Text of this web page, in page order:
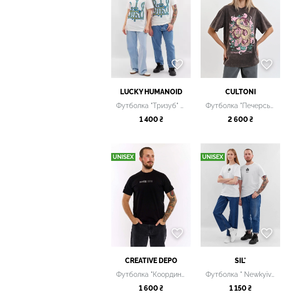
LUCKY НUMANOID
Футболка "Тризуб" біла
1 400 ₴
CULTONI
Футболка "Печерський Змій" тенмо-сіра
2 600 ₴
UNISEX
CREATIVE DEPO
Футболка "Координати Києва" чорна
1 600 ₴
UNISEX
SIL'
Футболка " Newkyivlogo" біла
1 150 ₴